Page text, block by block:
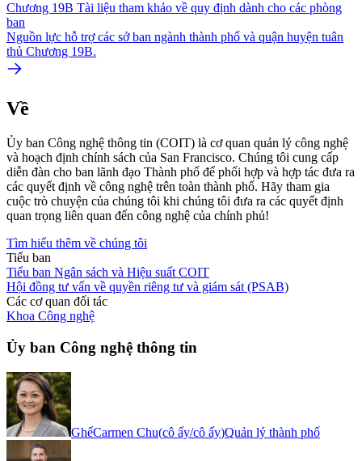
Chương 19B Tài liệu tham khảo về quy định dành cho các phòng
ban
Nguồn lực hỗ trợ các sở ban ngành thành phố và quận huyện tuân
thủ Chương 19B.
Về
Ủy ban Công nghệ thông tin (COIT) là cơ quan quản lý công nghệ
và hoạch định chính sách của San Francisco. Chúng tôi cung cấp
diễn đàn cho ban lãnh đạo Thành phố để phối hợp và hợp tác đưa ra
các quyết định về công nghệ trên toàn thành phố. Hãy tham gia
cuộc trò chuyện của chúng tôi khi chúng tôi đưa ra các quyết định
quan trọng liên quan đến công nghệ của chính phủ!
Tìm hiểu thêm về chúng tôi
Tiểu ban
Tiểu ban Ngân sách và Hiệu suất COIT
Hội đồng tư vấn về quyền riêng tư và giám sát (PSAB)
Các cơ quan đối tác
Khoa Công nghệ
Ủy ban Công nghệ thông tin
GhếCarmen Chu(cô ấy/cô ấy)Quản lý thành phố